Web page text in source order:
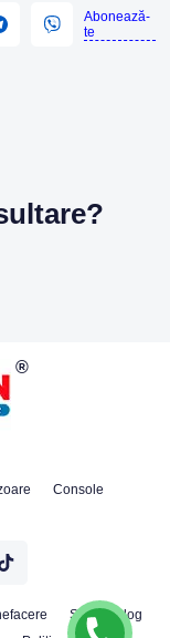
Abonează-
te
Console
Stiri
Blog